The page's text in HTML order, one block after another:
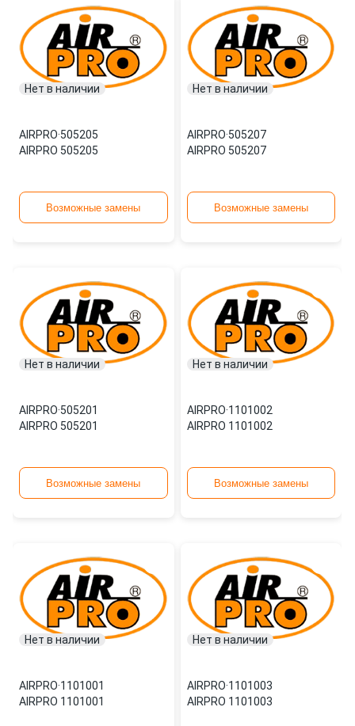
Нет в наличии
AIRPRO·505205
AIRPRO 505205
Возможные замены
Нет в наличии
AIRPRO·505207
AIRPRO 505207
Возможные замены
Нет в наличии
AIRPRO·505201
AIRPRO 505201
Возможные замены
Нет в наличии
AIRPRO·1101002
AIRPRO 1101002
Возможные замены
Нет в наличии
AIRPRO·1101001
AIRPRO 1101001
Нет в наличии
AIRPRO·1101003
AIRPRO 1101003